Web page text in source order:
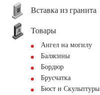
Вставка из гранита
Товары
Ангел на могилу
Балясины
Бордюр
Брусчатка
Бюст и Скульптуры